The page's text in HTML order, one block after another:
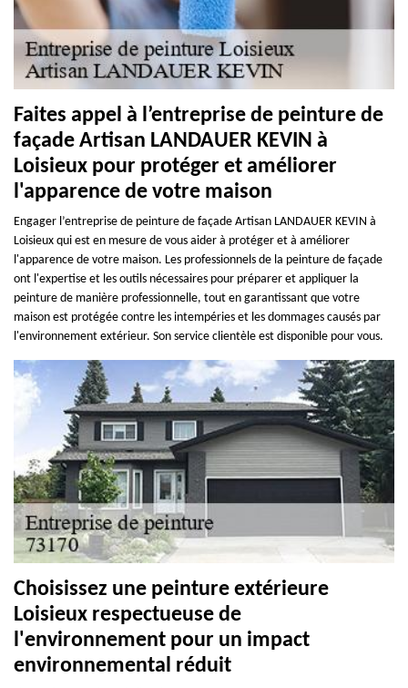
Faites appel à l’entreprise de peinture de
façade Artisan LANDAUER KEVIN à
Loisieux pour protéger et améliorer
l'apparence de votre maison
Engager l’entreprise de peinture de façade Artisan LANDAUER KEVIN à
Loisieux qui est en mesure de vous aider à protéger et à améliorer
l'apparence de votre maison. Les professionnels de la peinture de façade
ont l'expertise et les outils nécessaires pour préparer et appliquer la
peinture de manière professionnelle, tout en garantissant que votre
maison est protégée contre les intempéries et les dommages causés par
l'environnement extérieur. Son service clientèle est disponible pour vous.
Choisissez une peinture extérieure
Loisieux respectueuse de
l'environnement pour un impact
environnemental réduit